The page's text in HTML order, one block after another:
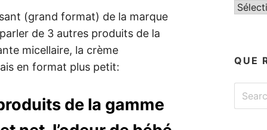
(grand format) de la marque
parler de 3 autres produits de la
micellaire, la crème
en format plus petit:
de la gamme
Tous
QUE
Search